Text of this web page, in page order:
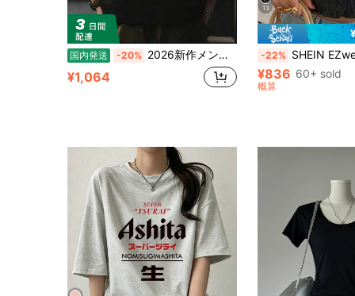
国内発送 -20% 2026新作メンズTシャツ、シンプルな黒のプリント、綿100%材料で肌にYOしく通気性があり刺激が少ないない、感のあるデザインですごい雰囲気、ゆったりとしたシルエットで体型をカバー、春夏の通常使用いやデート、旅行するに最适
¥1,064
13
-22% SHEIN EZwear ウェーブヘムデザイ
¥836 60+ sold
概算